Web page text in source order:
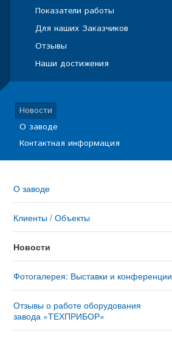
Показатели работы
Для наших Заказчиков
Отзывы
Наши достижения
Новости
О заводе
Контактная информация
О заводе
Клиенты / Объекты
Новости
Фотогалерея: Выставки и конференции
Отзывы о работе оборудования
завода «ТЕХПРИБОР»